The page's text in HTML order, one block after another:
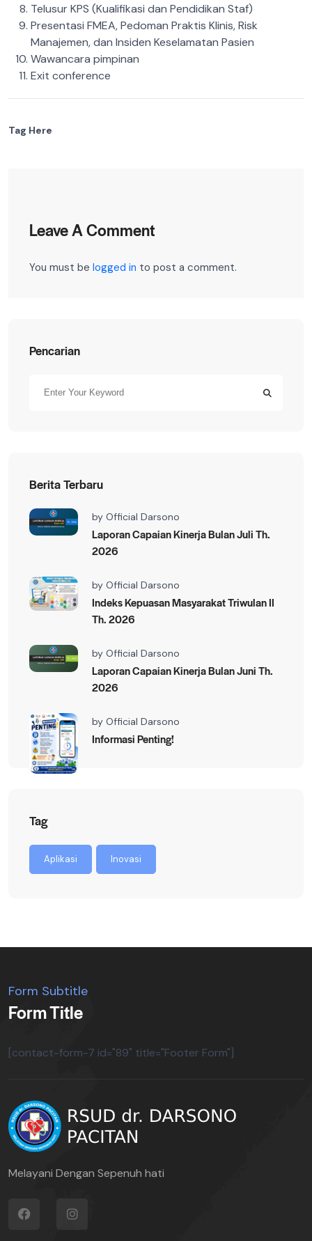
Telusur KPS (Kualifikasi dan Pendidikan Staf)
Presentasi FMEA, Pedoman Praktis Klinis, Risk
Manajemen, dan Insiden Keselamatan Pasien
Wawancara pimpinan
Exit conference
Tag Here
Leave A Comment
You must be logged in to post a comment.
Pencarian
Berita Terbaru
by Official Darsono
Laporan Capaian Kinerja Bulan Juli Th.
2026
by Official Darsono
Indeks Kepuasan Masyarakat Triwulan II
Th. 2026
by Official Darsono
Laporan Capaian Kinerja Bulan Juni Th.
2026
by Official Darsono
Informasi Penting!
Tag
Aplikasi Inovasi
Form Subtitle
Form Title
[contact-form-7 id="89" title="Footer Form"]
Melayani Dengan Sepenuh hati